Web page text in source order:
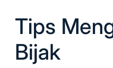
Tips
Bijak